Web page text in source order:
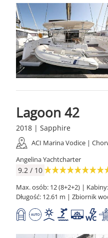
Lagoon 42
2018 | Sapphire
ACI Marina Vodice |
Angelina Yachtcharter
9.2 / 10
Max. osób: 12 (8+2+2) |
Długość: 12.61 m | Zbiornik